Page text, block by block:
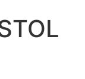
uma
tudo